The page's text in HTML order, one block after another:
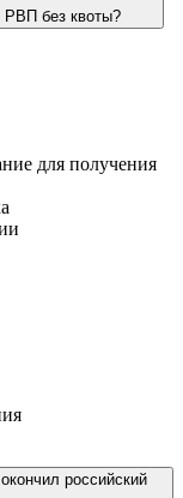
РВП без квоты?
для получения
российский